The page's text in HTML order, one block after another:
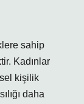
sahip
Kadınlar
kişilik
daha